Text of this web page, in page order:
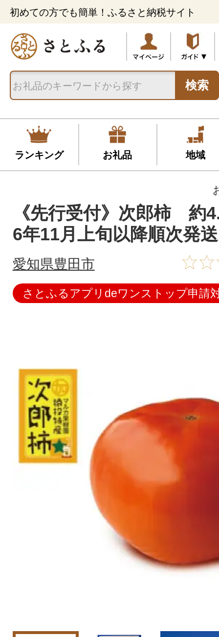
初めての方でも簡単！ふるさと納税サイト
検索
ランキング お礼品 地域
《先行受付》次郎柿 約
6年11月上旬以降順次発
愛知県豊田市
さとふるアプリdeワンストップ申請